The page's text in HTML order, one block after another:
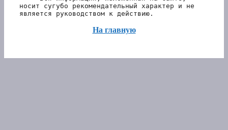
носит сугубо рекомендательный характер и не
является руководством к действию.
На главную